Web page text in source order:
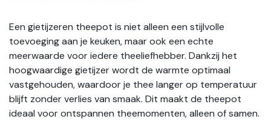
Een gietijzeren theepot is niet alleen een stijlvolle
toevoeging aan je keuken, maar ook een echte
meerwaarde voor iedere theeliefhebber. Dankzij het
hoogwaardige gietijzer wordt de warmte optimaal
vastgehouden, waardoor je thee langer op temperatuur
blijft zonder verlies van smaak. Dit maakt de theepot
ideaal voor ontspannen theemomenten, alleen of samen.